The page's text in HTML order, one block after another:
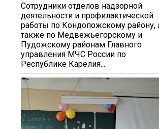
Сотрудники отделов надзорной
деятельности и профилактической
работы по Кондопожскому району,
также по Медвежьегорскому и
Пудожскому районам Главного
управления МЧС России по
Республике Карелия...